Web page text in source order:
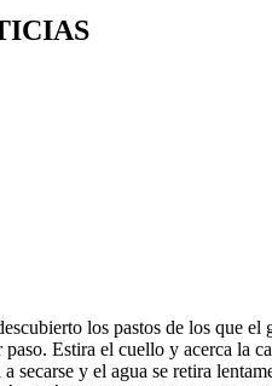
los pastos de los que
Estira el cuello y acerca la
secarse y el agua se retira